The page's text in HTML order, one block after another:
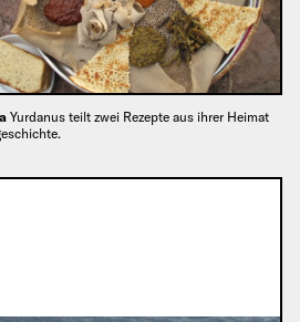
Yurdanus teilt zwei Rezepte aus ihrer Heimat